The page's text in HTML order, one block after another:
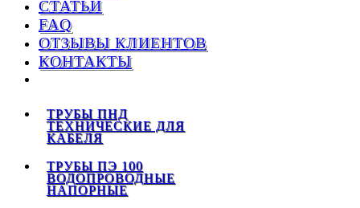
СТАТЬИ
FAQ
ОТЗЫВЫ КЛИЕНТОВ
КОНТАКТЫ
ТРУБЫ ПНД
ТЕХНИЧЕСКИЕ ДЛЯ
КАБЕЛЯ
ТРУБЫ ПЭ 100
ВОДОПРОВОДНЫЕ
НАПОРНЫЕ